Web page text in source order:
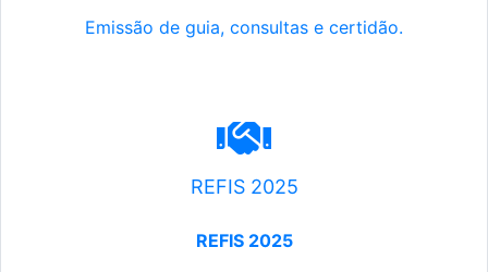
Emissão de guia, consultas e certidão.
REFIS 2025
REFIS 2025